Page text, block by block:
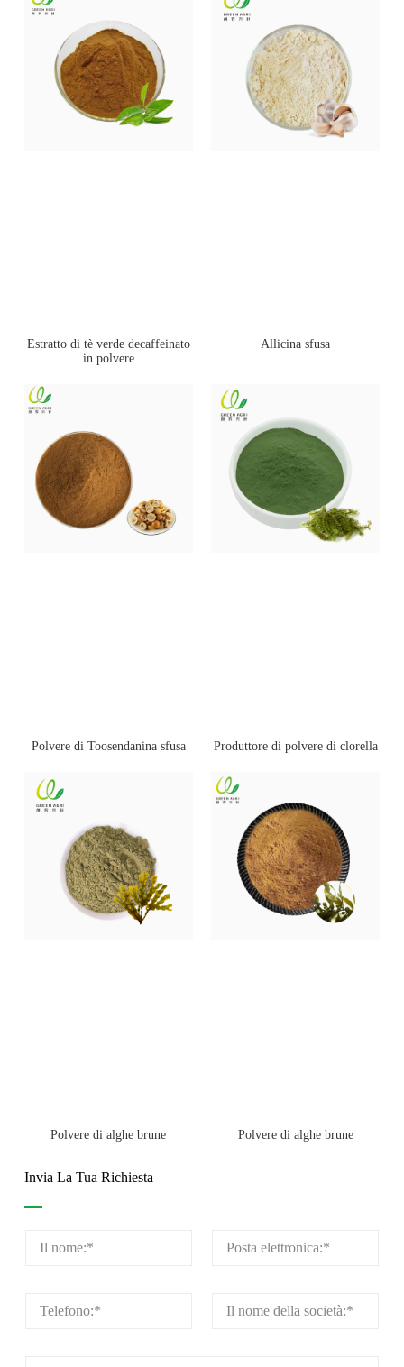
Estratto di tè verde decaffeinato
in polvere
Allicina sfusa
Polvere di Toosendanina sfusa Produttore di polvere di clorella
Polvere di alghe brune Polvere di alghe brune
Invia La Tua Richiesta